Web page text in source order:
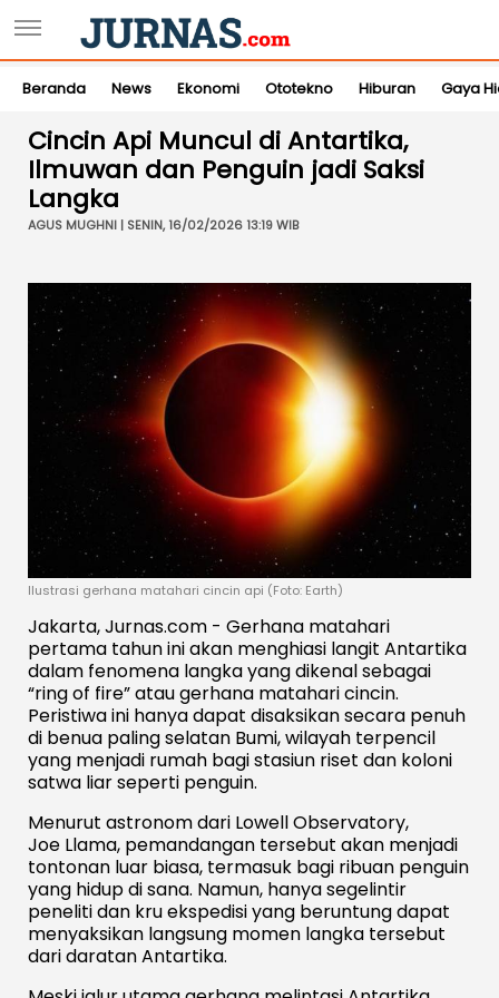
Beranda News Ekonomi Ototekno Hiburan Gaya
Cincin Api Muncul di Antartika,
Ilmuwan dan Penguin jadi Saksi
Langka
AGUS MUGHNI | SENIN, 16/02/2026 13:19 WIB
Ilustrasi gerhana matahari cincin api (Foto: Earth)
Jakarta, Jurnas.com - Gerhana matahari
pertama tahun ini akan menghiasi langit Antartika
dalam fenomena langka yang dikenal sebagai
“ring of fire” atau gerhana matahari cincin.
Peristiwa ini hanya dapat disaksikan secara penuh
di benua paling selatan Bumi, wilayah terpencil
yang menjadi rumah bagi stasiun riset dan koloni
satwa liar seperti penguin.
Menurut astronom dari Lowell Observatory,
Joe Llama, pemandangan tersebut akan menjadi
tontonan luar biasa, termasuk bagi ribuan penguin
yang hidup di sana. Namun, hanya segelintir
peneliti dan kru ekspedisi yang beruntung dapat
menyaksikan langsung momen langka tersebut
dari daratan Antartika.